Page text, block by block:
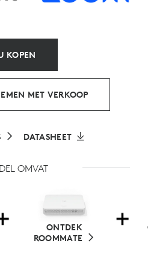
KOPEN
MET VERKOOP
DATASHEET
OMVAT
ONTDEK
ROOMMATE